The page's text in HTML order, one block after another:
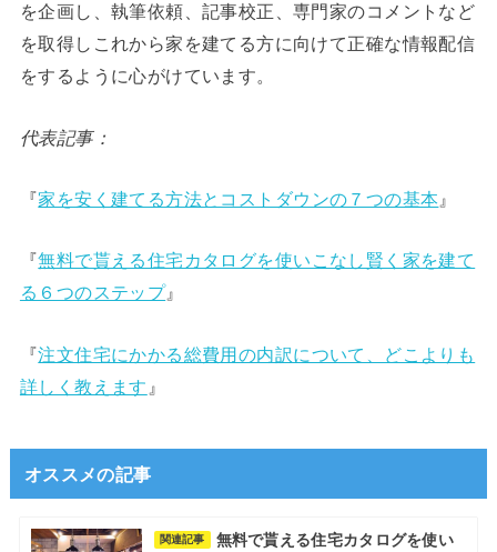
を企画し、執筆依頼、記事校正、専門家のコメントなど
を取得しこれから家を建てる方に向けて正確な情報配信
をするように心がけています。
代表記事：
『家を安く建てる方法とコストダウンの７つの基本 』
『無料で貰える住宅カタログを使いこなし賢く家を建て
る６つのステップ』
『注文住宅にかかる総費用の内訳について、どこよりも
詳しく教えます 』
オススメの記事
関連記事 無料で貰える住宅カタログを使い